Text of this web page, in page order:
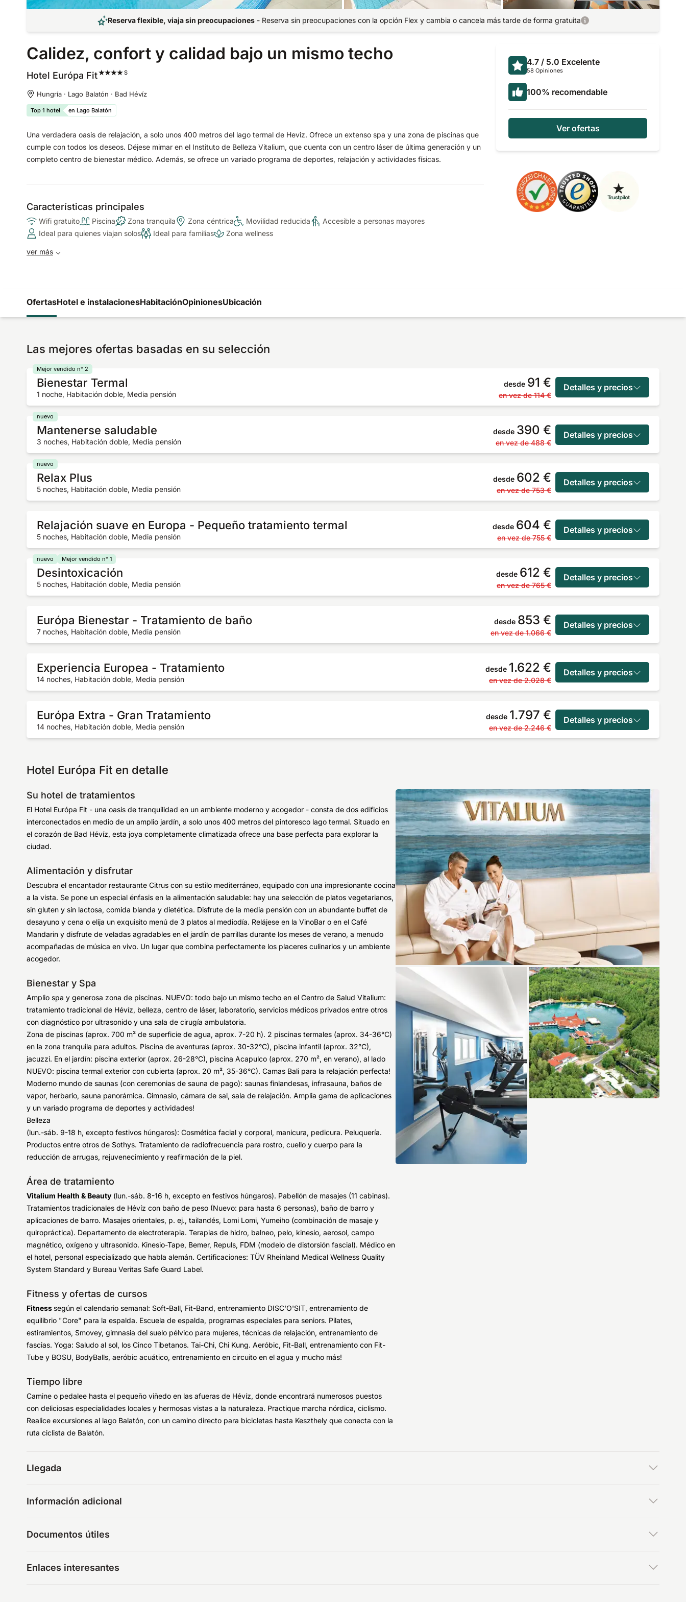
Reserva flexible, viaja sin preocupaciones- Reserva sin preocupaciones con la opción Flex y cambia o cancela más tarde de forma gratuita
Calidez, confort y calidad bajo un mismo techo
Hotel Európa Fit S
Hungría · Lago Balatón · Bad Hévíz
Top 1 hotel en Lago Balatón
4.7 / 5.0 Excelente
58 Opiniones
100% recomendable
Ver ofertas
Una verdadera oasis de relajación, a solo unos 400 metros del lago termal de Heviz. Ofrece un extenso spa y una zona de piscinas que
cumple con todos los deseos. Déjese mimar en el Instituto de Belleza Vitalium, que cuenta con un centro láser de última generación y un
completo centro de bienestar médico. Además, se ofrece un variado programa de deportes, relajación y actividades físicas.
Características principales
Wifi gratuito Piscina Zona tranquila Zona céntrica Movilidad reducida
Accesible a personas mayores
Ideal para quienes viajan solos
Ideal para familias Zona wellness
ver más
OfertasHotel e instalacionesHabitaciónOpinionesUbicación
Las mejores ofertas basadas en su selección
Bienestar Termal
1 noche, Habitación doble, Media pensión
desde 91 €
en vez de 114 €
Detalles y precios
Mejor vendido n° 2
Mantenerse saludable
3 noches, Habitación doble, Media pensión
desde 390 €
en vez de 488 €
Detalles y precios
nuevo
Relax Plus
5 noches, Habitación doble, Media pensión
desde 602 €
en vez de 753 €
Detalles y precios
nuevo
Relajación suave en Europa - Pequeño tratamiento termal
5 noches, Habitación doble, Media pensión
desde 604 €
en vez de 755 €
Detalles y precios
Desintoxicación
5 noches, Habitación doble, Media pensión
desde 612 €
en vez de 765 €
Detalles y precios
nuevo Mejor vendido n° 1
Európa Bienestar - Tratamiento de baño
7 noches, Habitación doble, Media pensión
desde 853 €
en vez de 1.066 €
Detalles y precios
Experiencia Europea - Tratamiento
14 noches, Habitación doble, Media pensión
desde 1.622 €
en vez de 2.028 €
Detalles y precios
Európa Extra - Gran Tratamiento
14 noches, Habitación doble, Media pensión
desde 1.797 €
en vez de 2.246 €
Detalles y precios
Hotel Európa Fit en detalle
Su hotel de tratamientos
El Hotel Európa Fit - una oasis de tranquilidad en un ambiente moderno y acogedor - consta de dos edificios
interconectados en medio de un amplio jardín, a solo unos 400 metros del pintoresco lago termal. Situado en
el corazón de Bad Hévíz, esta joya completamente climatizada ofrece una base perfecta para explorar la
ciudad.
Alimentación y disfrutar
Descubra el encantador restaurante Citrus con su estilo mediterráneo, equipado con una impresionante cocina
a la vista. Se pone un especial énfasis en la alimentación saludable: hay una selección de platos vegetarianos,
sin gluten y sin lactosa, comida blanda y dietética. Disfrute de la media pensión con un abundante buffet de
desayuno y cena o elija un exquisito menú de 3 platos al mediodía. Relájese en la VinoBar o en el Café
Mandarin y disfrute de veladas agradables en el jardín de parrillas durante los meses de verano, a menudo
acompañadas de música en vivo. Un lugar que combina perfectamente los placeres culinarios y un ambiente
acogedor.
Bienestar y Spa
Amplio spa y generosa zona de piscinas. NUEVO: todo bajo un mismo techo en el Centro de Salud Vitalium:
tratamiento tradicional de Hévíz, belleza, centro de láser, laboratorio, servicios médicos privados entre otros
con diagnóstico por ultrasonido y una sala de cirugía ambulatoria.
Zona de piscinas (aprox. 700 m² de superficie de agua, aprox. 7-20 h). 2 piscinas termales (aprox. 34-36°C)
en la zona tranquila para adultos. Piscina de aventuras (aprox. 30-32°C), piscina infantil (aprox. 32°C),
jacuzzi. En el jardín: piscina exterior (aprox. 26-28°C), piscina Acapulco (aprox. 270 m², en verano), al lado
NUEVO: piscina termal exterior con cubierta (aprox. 20 m², 35-36°C). Camas Bali para la relajación perfecta!
Moderno mundo de saunas (con ceremonias de sauna de pago): saunas finlandesas, infrasauna, baños de
vapor, herbario, sauna panorámica. Gimnasio, cámara de sal, sala de relajación. Amplia gama de aplicaciones
y un variado programa de deportes y actividades!
Belleza
(lun.-sáb. 9-18 h, excepto festivos húngaros): Cosmética facial y corporal, manicura, pedicura. Peluquería.
Productos entre otros de Sothys. Tratamiento de radiofrecuencia para rostro, cuello y cuerpo para la
reducción de arrugas, rejuvenecimiento y reafirmación de la piel.
Área de tratamiento
Vitalium Health & Beauty (lun.-sáb. 8-16 h, excepto en festivos húngaros). Pabellón de masajes (11 cabinas).
Tratamientos tradicionales de Hévíz con baño de peso (Nuevo: para hasta 6 personas), baño de barro y
aplicaciones de barro. Masajes orientales, p. ej., tailandés, Lomi Lomi, Yumeiho (combinación de masaje y
quiropráctica). Departamento de electroterapia. Terapias de hidro, balneo, pelo, kinesio, aerosol, campo
magnético, oxígeno y ultrasonido. Kinesio-Tape, Bemer, Repuls, FDM (modelo de distorsión fascial). Médico en
el hotel, personal especializado que habla alemán. Certificaciones: TÜV Rheinland Medical Wellness Quality
System Standard y Bureau Veritas Safe Guard Label.
Fitness y ofertas de cursos
Fitness según el calendario semanal: Soft-Ball, Fit-Band, entrenamiento DISC'O'SIT, entrenamiento de
equilibrio "Core" para la espalda. Escuela de espalda, programas especiales para seniors. Pilates,
estiramientos, Smovey, gimnasia del suelo pélvico para mujeres, técnicas de relajación, entrenamiento de
fascias. Yoga: Saludo al sol, los Cinco Tibetanos. Tai-Chi, Chi Kung. Aeróbic, Fit-Ball, entrenamiento con Fit-
Tube y BOSU, BodyBalls, aeróbic acuático, entrenamiento en circuito en el agua y mucho más!
Tiempo libre
Camine o pedalee hasta el pequeño viñedo en las afueras de Hévíz, donde encontrará numerosos puestos
con deliciosas especialidades locales y hermosas vistas a la naturaleza. Practique marcha nórdica, ciclismo.
Realice excursiones al lago Balatón, con un camino directo para bicicletas hasta Keszthely que conecta con la
ruta ciclista de Balatón.
Llegada
Información adicional
Documentos útiles
Enlaces interesantes